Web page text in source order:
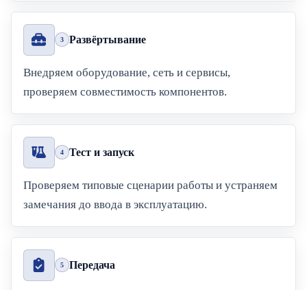
3 Развёртывание
Внедряем оборудование, сеть и сервисы,
проверяем совместимость компонентов.
4 Тест и запуск
Проверяем типовые сценарии работы и устраняем
замечания до ввода в эксплуатацию.
5 Передача